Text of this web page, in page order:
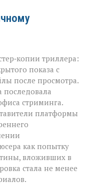
триллера:
показа с
после просмотра.
последовала
стриминга.
платформы
как попытку
вложивших в
стала не менее